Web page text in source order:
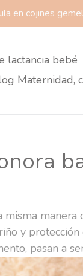
en cojines
lactancia bebé
Maternidad,
y
pasan a